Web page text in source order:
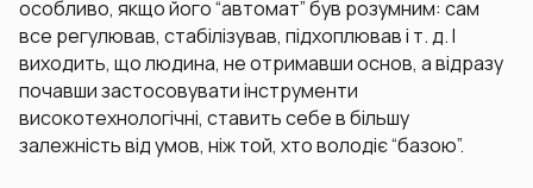
особливо, якщо його “автомат” був розумним: сам
все регулював, стабілізував, підхоплював і т. д. І
виходить, що людина, не отримавши основ, а відразу
почавши застосовувати інструменти
високотехнологічні, ставить себе в більшу
залежність від умов, ніж той, хто володіє “базою”.